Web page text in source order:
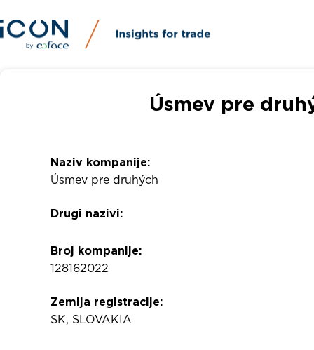
Úsmev pre
Naziv kompanije:
Úsmev pre druhých
Drugi nazivi:
Broj kompanije:
128162022
Zemlja registracije:
SK, SLOVAKIA